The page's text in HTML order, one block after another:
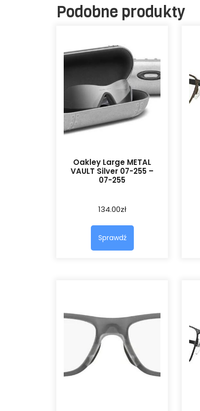
Podobne produkty
Oakley Large METAL
VAULT Silver 07-255 –
07-255
134.00zł
Sprawdź